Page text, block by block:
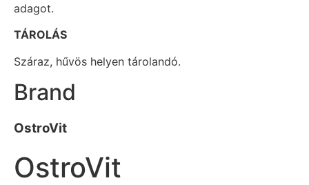
adagot.
TÁROLÁS
Száraz, hűvös helyen tárolandó.
Brand
OstroVit
OstroVit